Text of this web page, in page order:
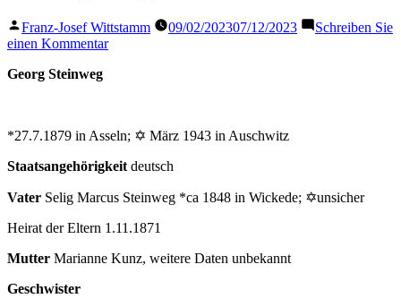
Veröffentlicht
von
Franz-Josef Wittstamm 09/02/202307/12/2023
Schreiben Sie
einen Kommentarzu
Georg Steinweg
*27.7.1879 in Asseln; ✡ März 1943 in Auschwitz
Staatsangehörigkeit deutsch
Vater Selig Marcus Steinweg *ca 1848 in Wickede; ✡unsicher
Heirat der Eltern 1.11.1871
Mutter Marianne Kunz, weitere Daten unbekannt
Geschwister